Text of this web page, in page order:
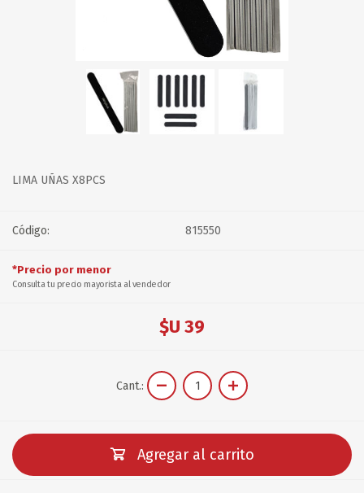
LIMA UÑAS X8PCS
Código: 815550
*Precio por menor
Consulta tu precio mayorista al vendedor
$U 39
Cant.:
Agregar al carrito